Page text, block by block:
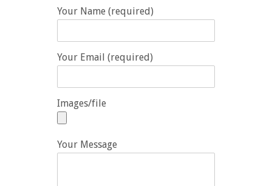
Your Name (required)
Your Email (required)
Images/file
Your Message